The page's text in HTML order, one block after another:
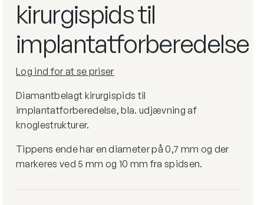
kirurgispids til
implantatforberedelse
Log ind for at se priser
Diamantbelagt kirurgispids til
implantatforberedelse, bla. udjævning af
knoglestrukturer.
Tippens ende har en diameter på 0,7 mm og der
markeres ved 5 mm og 10 mm fra spidsen.
tpleje
mindskes
Læs
mere